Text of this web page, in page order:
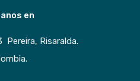
en
Pereira, Risaralda.